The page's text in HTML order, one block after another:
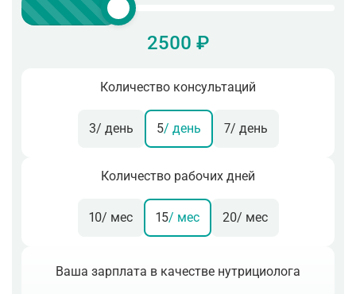
2500 ₽
Количество консультаций
3/ день 5/ день 7/ день
Количество рабочих дней
10/ мес 15/ мес 20/ мес
Ваша зарплата в качестве нутрициолога